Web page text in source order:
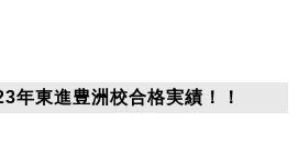
東進豊洲校合格実績！！